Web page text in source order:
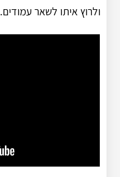
ולרוץ איתו לשאר עמודים.